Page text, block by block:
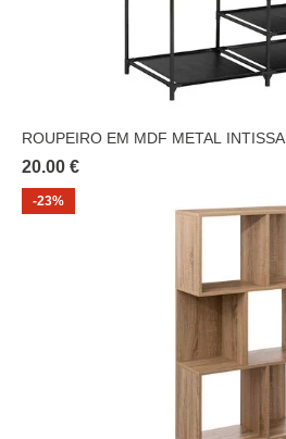
ROUPEIRO EM MDF METAL INTISSA
20.00 €
-23%